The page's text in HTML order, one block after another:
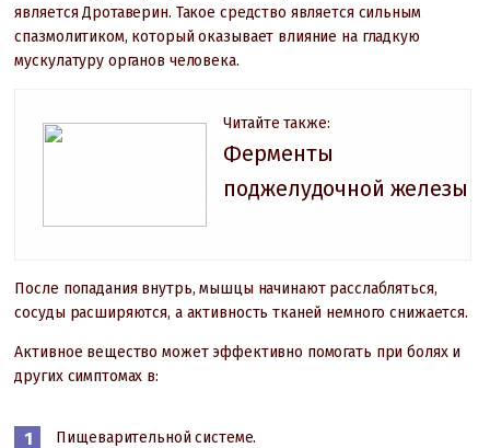
является Дротаверин. Такое средство является сильным
спазмолитиком, который оказывает влияние на гладкую
мускулатуру органов человека.
Читайте также:
Ферменты
поджелудочной железы
После попадания внутрь, мышцы начинают расслабляться,
сосуды расширяются, а активность тканей немного снижается.
Активное вещество может эффективно помогать при болях и
других симптомах в:
Пищеварительной системе.